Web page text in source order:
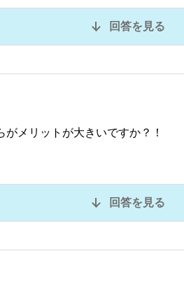
回答を見る
メリットが大きいですか？！
回答を見る